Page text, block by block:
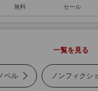
無料 セール
一覧を見る
ベル ノンフィクシ